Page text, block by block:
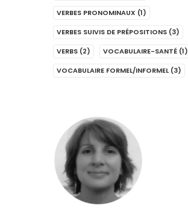
VERBES PRONOMINAUX (1)
VERBES SUIVIS DE PRÉPOSITIONS (3)
VERBS (2) VOCABULAIRE-SANTÉ (1)
VOCABULAIRE FORMEL/INFORMEL (3)